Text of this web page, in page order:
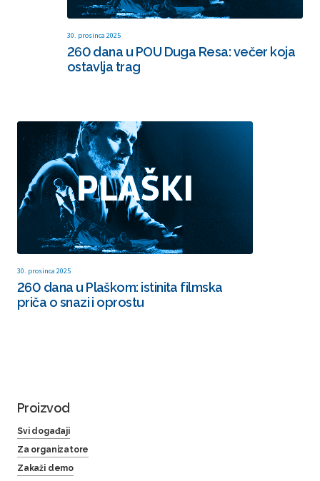
30. prosinca 2025
260 dana u POU Duga Resa: večer koja
ostavlja trag
30. prosinca 2025
260 dana u Plaškom: istinita filmska
priča o snazi i oprostu
Proizvod
Svi događaji
Za organizatore
Zakaži demo